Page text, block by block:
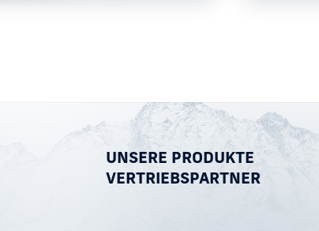
UNSERE PRODUKTE
VERTRIEBSPARTNER